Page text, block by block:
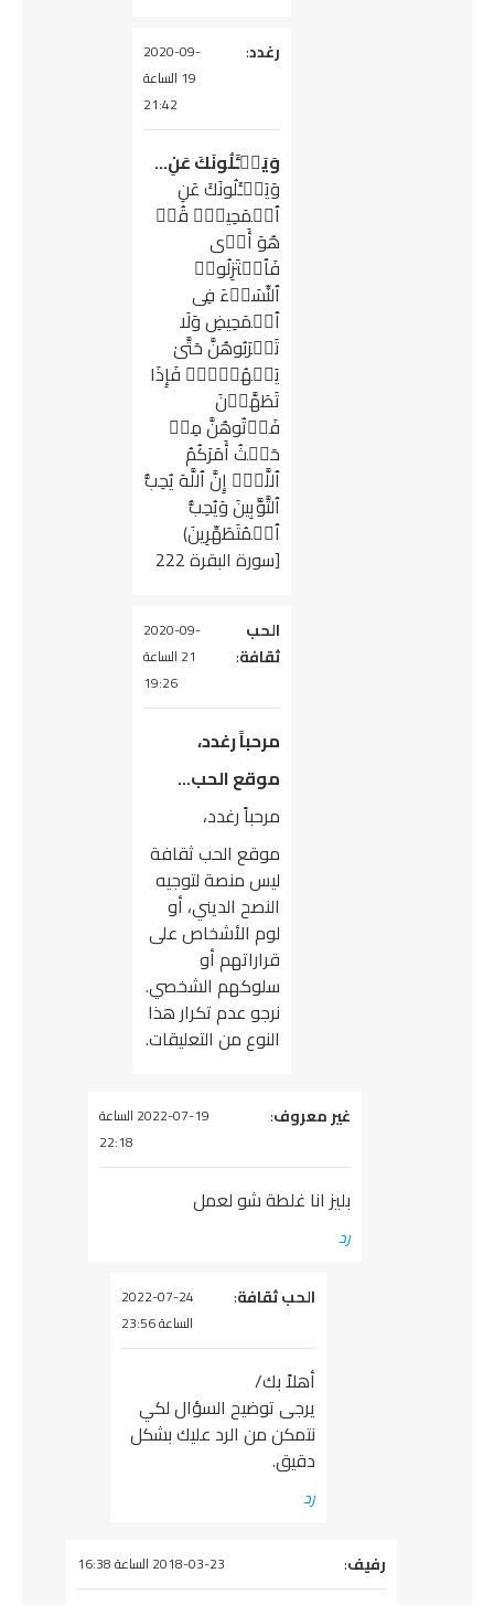
يقول
رغدد:
2020-09-
19 الساعة
21:42
وَیَسۡـَٔلُونَكَ عَنِ…
وَیَسۡـَٔلُونَكَ عَنِ
ٱلۡمَحِیضِۖ قُلۡ
هُوَ أَذࣰى
فَٱعۡتَزِلُوا۟
ٱلنِّسَاۤءَ فِی
ٱلۡمَحِیضِ وَلَا
تَقۡرَبُوهُنَّ حَتَّىٰ
یَطۡهُرۡنَۖ فَإِذَا
تَطَهَّرۡنَ
فَأۡتُوهُنَّ مِنۡ
حَیۡثُ أَمَرَكُمُ
ٱللَّهُۚ إِنَّ ٱللَّهَ یُحِبُّ
ٱلتَّوَّ ٰ⁠بِینَ وَیُحِبُّ
ٱلۡمُتَطَهِّرِینَ)
[سورة البقرة 222
يقول
الحب
ثقافة:
2020-09-
21 الساعة
19:26
مرحباً رغدد،
موقع الحب…
مرحباً رغدد،
موقع الحب ثقافة
ليس منصة لتوجيه
النصح الديني، أو
لوم الأشخاص على
قراراتهم أو
سلوكهم الشخصي.
نرجو عدم تكرار هذا
النوع من التعليقات.
يقول
غير معروف:
2022-07-19 الساعة
22:18
بليز انا غلطة شو لعمل
رد
يقول
الحب ثقافة:
2022-07-24
الساعة 23:56
أهلاً بك/
يرجى توضيح السؤال لكي
نتمكن من الرد عليك بشكل
دقيق.
رد
يقول
رفيف: 2018-03-23 الساعة 16:38